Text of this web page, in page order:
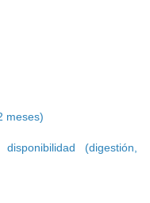
meses)
(digestión,